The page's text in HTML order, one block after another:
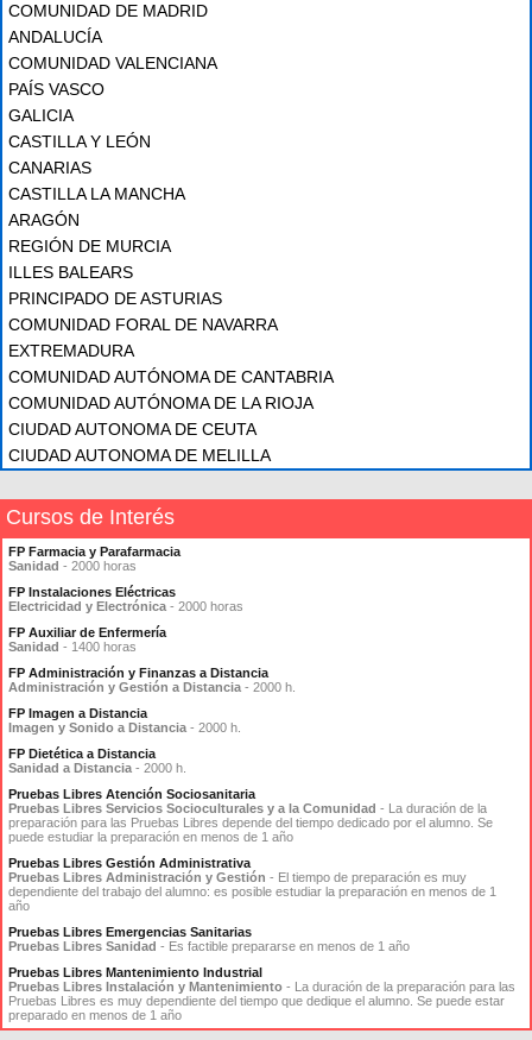
COMUNIDAD DE MADRID
ANDALUCÍA
COMUNIDAD VALENCIANA
PAÍS VASCO
GALICIA
CASTILLA Y LEÓN
CANARIAS
CASTILLA LA MANCHA
ARAGÓN
REGIÓN DE MURCIA
ILLES BALEARS
PRINCIPADO DE ASTURIAS
COMUNIDAD FORAL DE NAVARRA
EXTREMADURA
COMUNIDAD AUTÓNOMA DE CANTABRIA
COMUNIDAD AUTÓNOMA DE LA RIOJA
CIUDAD AUTONOMA DE CEUTA
CIUDAD AUTONOMA DE MELILLA
Cursos de Interés
FP Farmacia y Parafarmacia
Sanidad - 2000 horas
FP Instalaciones Eléctricas
Electricidad y Electrónica - 2000 horas
FP Auxiliar de Enfermería
Sanidad - 1400 horas
FP Administración y Finanzas a Distancia
Administración y Gestión a Distancia - 2000 h.
FP Imagen a Distancia
Imagen y Sonido a Distancia - 2000 h.
FP Dietética a Distancia
Sanidad a Distancia - 2000 h.
Pruebas Libres Atención Sociosanitaria
Pruebas Libres Servicios Socioculturales y a la Comunidad - La duración de la
preparación para las Pruebas Libres depende del tiempo dedicado por el alumno. Se
puede estudiar la preparación en menos de 1 año
Pruebas Libres Gestión Administrativa
Pruebas Libres Administración y Gestión - El tiempo de preparación es muy
dependiente del trabajo del alumno: es posible estudiar la preparación en menos de 1
año
Pruebas Libres Emergencias Sanitarias
Pruebas Libres Sanidad - Es factible prepararse en menos de 1 año
Pruebas Libres Mantenimiento Industrial
Pruebas Libres Instalación y Mantenimiento - La duración de la preparación para las
Pruebas Libres es muy dependiente del tiempo que dedique el alumno. Se puede estar
preparado en menos de 1 año